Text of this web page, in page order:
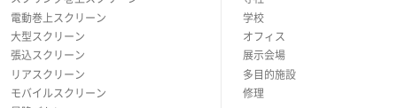
電動巻上スクリーン
大型スクリーン
張込スクリーン
リアスクリーン
モバイルスクリーン
学校
オフィス
展示会場
多目的施設
修理